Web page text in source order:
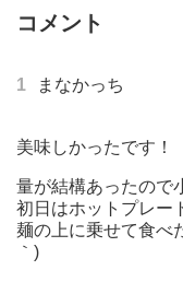
コメント
1 まなかっち
美味しかったです！
量が結構あったので
初日はホットプレー
麺の上に乗せて食べ
｀)ゞ